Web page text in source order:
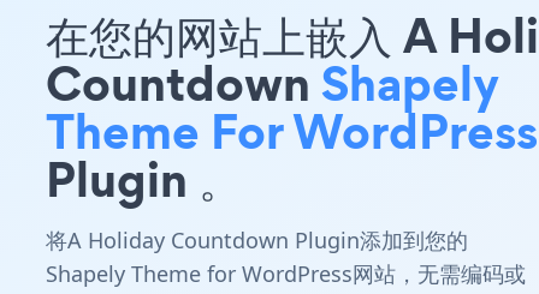
在您的网站上嵌入 A
Countdown Shapely
Theme For WordPress
Plugin 。
将A Holiday Countdown Plugin添加到您的
Shapely Theme for WordPress网站，无需编码或